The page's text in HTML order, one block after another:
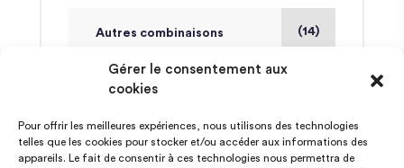
Gérer le consentement aux
cookies
Pour offrir les meilleures expériences, nous utilisons des technologies
telles que les cookies pour stocker et/ou accéder aux informations des
appareils. Le fait de consentir à ces technologies nous permettra de
Autres combinaisons (14)
Finales
Mat en 1 coup (54)